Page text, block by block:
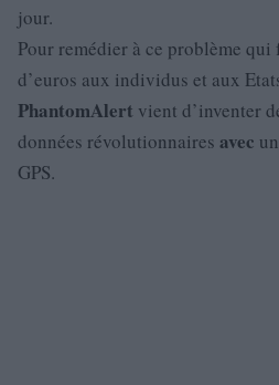
jour.
Pour remédier à ce problème
d’euros aux individus et aux
PhantomAlert vient d’inventer
données révolutionnaires avec
GPS.